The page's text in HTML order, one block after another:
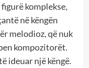
komplekse,
në këngën
melodioz, që nuk
kompozitorët.
ideuar një këngë.